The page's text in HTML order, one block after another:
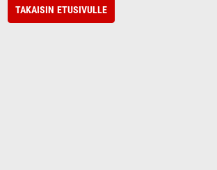
TAKAISIN ETUSIVULLE